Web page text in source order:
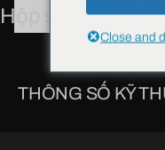
Hộp số truyền
THÔNG SỐ KỸ
Close and